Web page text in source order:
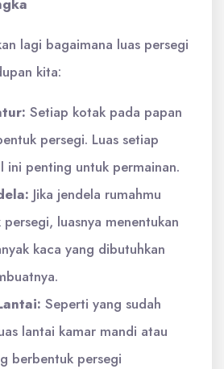
lagi bagaimana luas persegi
kita:
Setiap kotak pada papan
persegi. Luas setiap
ini penting untuk permainan.
Jika jendela rumahmu
luasnya menentukan
kaca yang dibutuhkan
Seperti yang sudah
lantai kamar mandi atau
berbentuk persegi